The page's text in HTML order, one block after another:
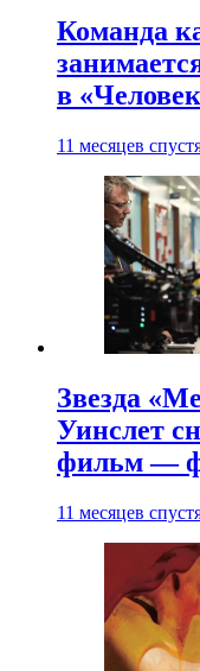
Команда
в
11 месяцев
Звезда
Уинслет
фильм —
11 месяцев